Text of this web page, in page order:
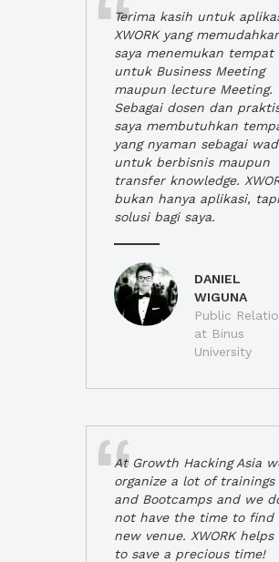
Terima kasih untuk
XWORK yang
saya menemukan tempat
untuk Business Meeting
maupun lecture Meeting.
Sebagai dosen dan
saya membutuhkan
yang nyaman sebagai
untuk berbisnis maupun
transfer knowledge.
bukan hanya aplikasi, tapi
solusi bagi saya.
DANIEL
WIGUNA
Public
at Binus
University
At Growth Hacking Asia
organize a lot of trainings
and Bootcamps and we
not have the time to find
new venue. XWORK helps
to save a precious time!